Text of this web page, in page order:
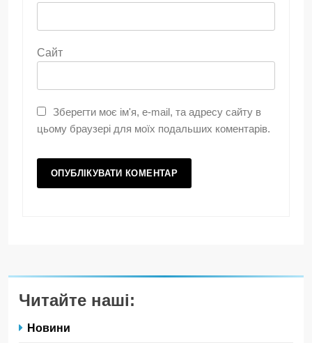
Сайт
Зберегти моє ім'я, e-mail, та адресу сайту в
цьому браузері для моїх подальших коментарів.
Читайте наші:
Новини